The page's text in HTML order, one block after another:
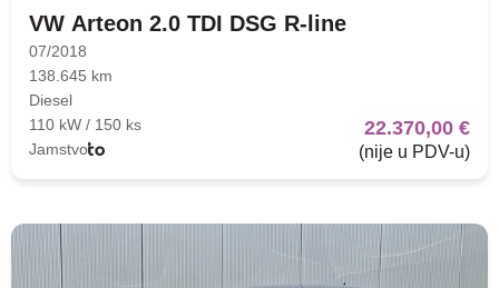
VW Arteon 2.0 TDI DSG R-line
07/2018
138.645 km
Diesel
110 kW / 150 ks
Jamstvo
22.370,00 €
(nije u PDV-u)